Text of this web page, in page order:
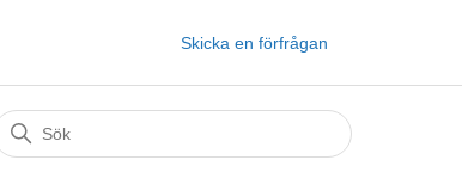
Skicka en förfrågan